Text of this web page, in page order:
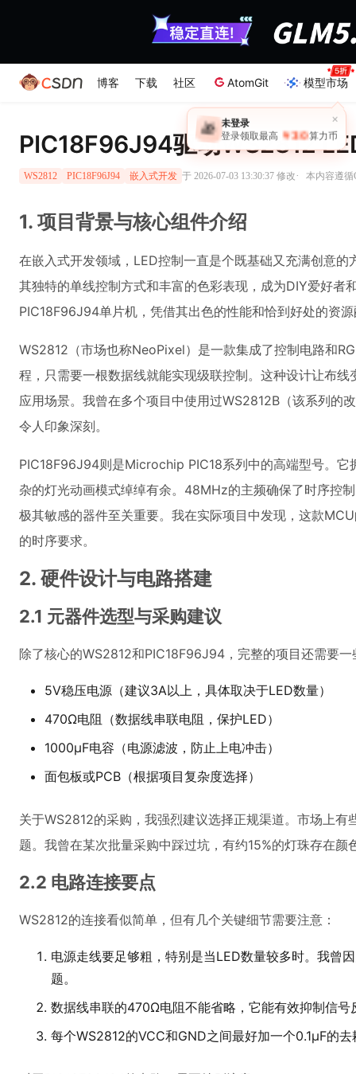
博客 下载 社区 AtomGit 模型市场
×
🎁 未登录
登录领取最高 ￥30 算力币
PIC18F96J94驱动WS2812
WS2812 PIC18F96J94 嵌入式开发 于 2026-07-03 13:30:37 修改· 本内容遵循
1. 项目背景与核心组件介绍
在嵌入式开发领域，LED控制一直是个既基础又充满创意
其独特的单线控制方式和丰富的色彩表现，成为DIY爱好
PIC18F96J94单片机，凭借其出色的性能和恰到好处的资
WS2812（市场也称NeoPixel）是一款集成了控制电路和
程，只需要一根数据线就能实现级联控制。这种设计让布
应用场景。我曾在多个项目中使用过WS2812B（该系列的
令人印象深刻。
PIC18F96J94则是Microchip PIC18系列中的高端型号。它
杂的灯光动画模式绰绰有余。48MHz的主频确保了时序
极其敏感的器件至关重要。我在实际项目中发现，这款
的时序要求。
2. 硬件设计与电路搭建
2.1 元器件选型与采购建议
除了核心的WS2812和PIC18F96J94，完整的项目还需要一
5V稳压电源（建议3A以上，具体取决于LED数量）
470Ω电阻（数据线串联电阻，保护LED）
1000μF电容（电源滤波，防止上电冲击）
面包板或PCB（根据项目复杂度选择）
关于WS2812的采购，我强烈建议选择正规渠道。市场上
题。我曾在某次批量采购中踩过坑，有约15%的灯珠存在
2.2 电路连接要点
WS2812的连接看似简单，但有几个关键细节需要注意：
电源走线要足够粗，特别是当LED数量较多时。我曾
题。
数据线串联的470Ω电阻不能省略，它能有效抑制信号
每个WS2812的VCC和GND之间最好加一个0.1μF的